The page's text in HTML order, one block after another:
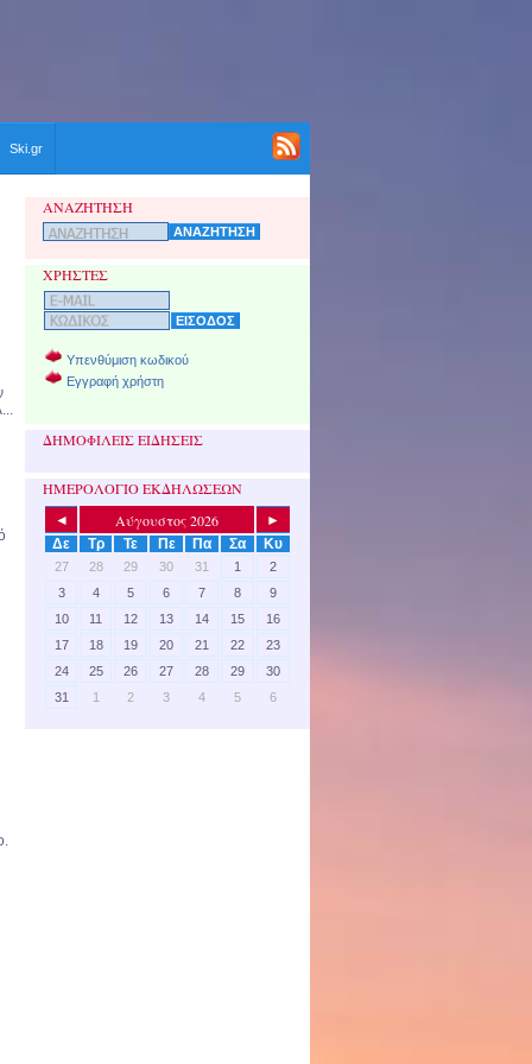
Ski.gr
ΑΝΑΖΗΤΗΣΗ
ΧΡΗΣΤΕΣ
Υπενθύμιση κωδικού
Εγγραφή χρήστη
ΔΗΜΟΦΙΛΕΙΣ ΕΙΔΗΣΕΙΣ
ΗΜΕΡΟΛΟΓΙΟ ΕΚΔΗΛΩΣΕΩΝ
◄ Αύγουστος 2026
►
Δε
Τρ Τε Πε Πα Σα Κυ
27 28 29 30 31 1
2
3
4 5 6 7 8
9
10
11 12 13 14 15
16
17
18 19 20 21 22
23
24
25 26 27 28 29
30
31
1 2 3 4 5 6